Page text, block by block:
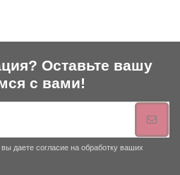
Оставьте вашу
с вами!
даете согласие на обработку ваших